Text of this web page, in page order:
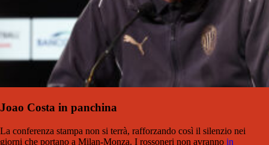
Joao Costa in panchina
La conferenza stampa non si terrà, rafforzando così il silenzio nei
giorni che portano a Milan-Monza. I rossoneri non avranno in